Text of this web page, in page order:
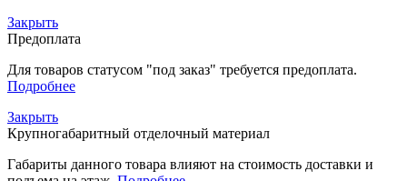
Закрыть
Предоплата
Для товаров статусом "под заказ" требуется предоплата.
Подробнее
Закрыть
Крупногабаритный отделочный материал
Габариты данного товара влияют на стоимость доставки и